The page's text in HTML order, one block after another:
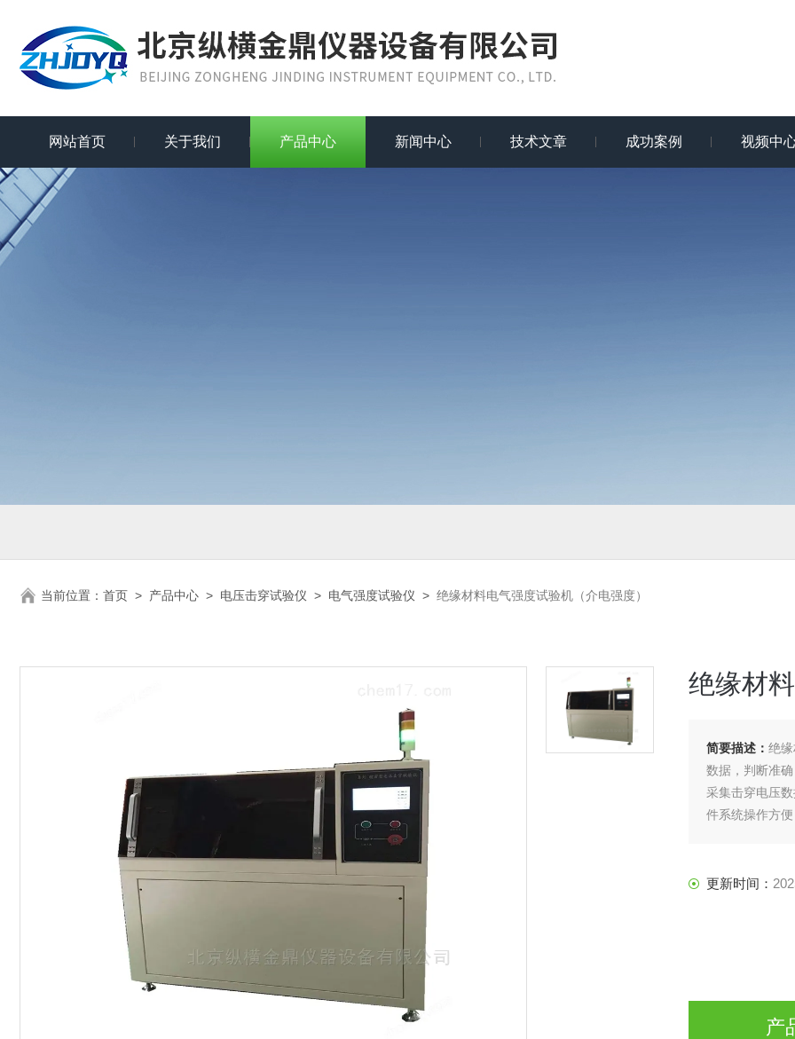
网站首页 关于我们 产品中心 新闻中心 技术文章 成功案例 视频中
当前位置： 首页 > 产品中心 > 电压击穿试验仪 > 电气强度试验仪 > 绝缘材料电气强度试验机（介电强度）
绝缘材
简要描述：绝
数据，判断准
采集击穿电压
件系统操作方
更新时间：
产